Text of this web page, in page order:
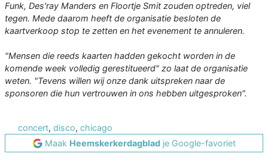
Funk, Des'ray Manders en Floortje Smit zouden optreden, viel
tegen. Mede daarom heeft de organisatie besloten de
kaartverkoop stop te zetten en het evenement te annuleren.
"Mensen die reeds kaarten hadden gekocht worden in de
komende week volledig gerestitueerd" zo laat de organisatie
weten. "Tevens willen wij onze dank uitspreken naar de
sponsoren die hun vertrouwen in ons hebben uitgesproken".
concert, disco, chicago
Maak Heemskerkerdagbladje Google-favoriet